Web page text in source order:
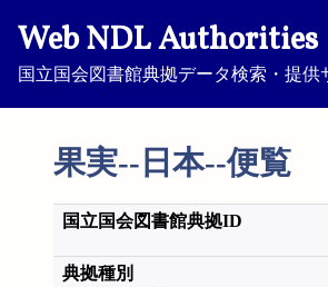
Web NDL Authorities
国立国会図書館典拠データ検索・提供
果実--日本--便覧
国立国会図書館典拠ID
典拠種別